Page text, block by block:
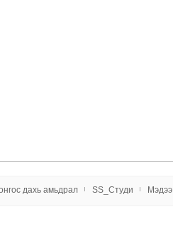
даxь амьдрал SS_Студи Мэдээ